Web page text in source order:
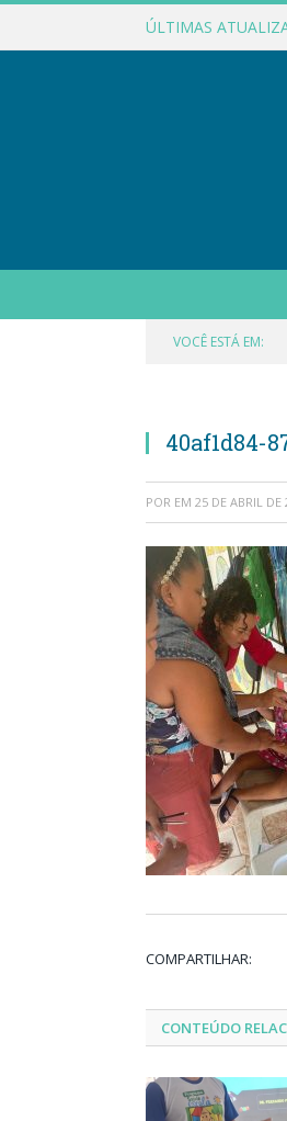
ÚLTIMAS
VOCÊ ESTÁ EM:
40af1d84-
POR EM 25 DE ABRIL DE
COMPARTILHAR:
CONTEÚDO